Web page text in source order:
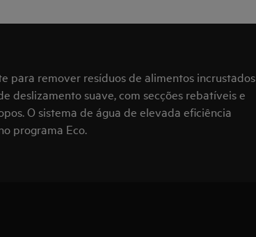
para remover resíduos de alimentos incrustados
deslizamento suave, com secções rebatíveis e
O sistema de água de elevada eficiência
programa Eco.